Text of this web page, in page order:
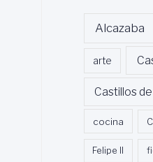
Alcazaba
arte
Castillos
cocina
Felipe II